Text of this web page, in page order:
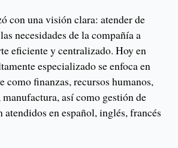
con una visión clara: atender de
necesidades de la compañía a
eficiente y centralizado. Hoy en
especializado se enfoca en
como finanzas, recursos humanos,
manufactura, así como gestión de
atendidos en español, inglés, francés